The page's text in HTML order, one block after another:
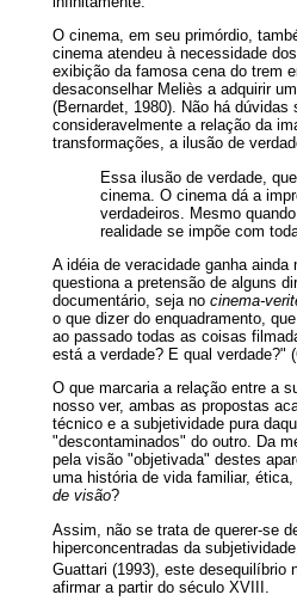
O cinema, em seu primórdio,
cinema atendeu à necessidade
exibição da famosa cena do trem
desaconselhar Meliès a adquirir um
(Bernardet, 1980). Não há
consideravelmente a relação da
transformações, a ilusão de
Essa ilusão de verdade,
cinema. O cinema dá a
verdadeiros. Mesmo
realidade se impõe com
A idéia de veracidade ganha
questiona a pretensão de alguns
documentário, seja no cinema-
o que dizer do enquadramento,
ao passado todas as coisas
está a verdade? E qual verdade?"
O que marcaria a relação entre a
nosso ver, ambas as propostas
técnico e a subjetividade pura
"descontaminados" do outro. Da
pela visão "objetivada" destes
uma história de vida familiar,
de visão?
Assim, não se trata de querer-se
hiperconcentradas da
Guattari (1993), este desequilíbrio
afirmar a partir do século XVIII.